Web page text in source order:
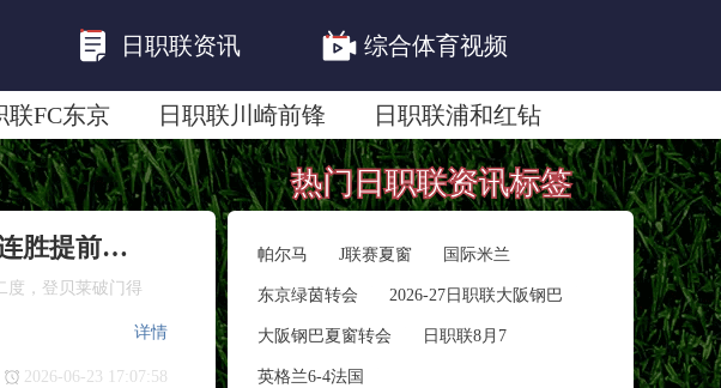
日职联资讯 综合体育视频
联FC东京 日职联川崎前锋 日职联浦和红钻
滨水手 日职联鹿岛鹿角
法国3-0伊拉克 姆巴佩双响法国小组赛两连胜提前出线
度，登贝莱破门得
详情
2026-06-23 17:07:58
热门日职联资讯标签
帕尔马 J联赛夏窗 国际米兰
东京绿茵转会 2026-27日职联大阪钢巴
大阪钢巴夏窗转会 日职联8月7
英格兰6-4法国